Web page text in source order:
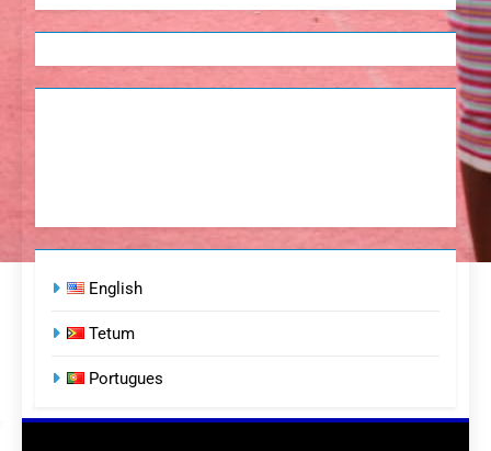
English
Tetum
Portugues